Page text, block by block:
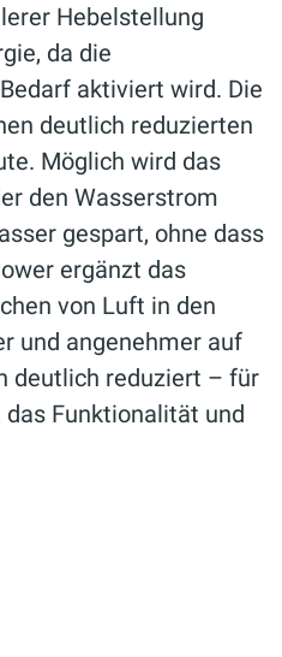
Hebelstellung
da die
aktiviert wird. Die
deutlich reduzierten
Möglich wird das
den Wasserstrom
gespart, ohne dass
ergänzt das
von Luft in den
und angenehmer auf
deutlich reduziert – für
Funktionalität und